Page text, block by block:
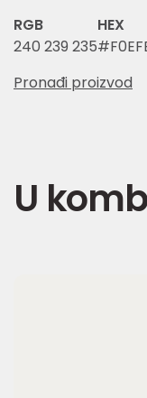
RGB
240 239 235
HEX
Pronađi proizvod
U